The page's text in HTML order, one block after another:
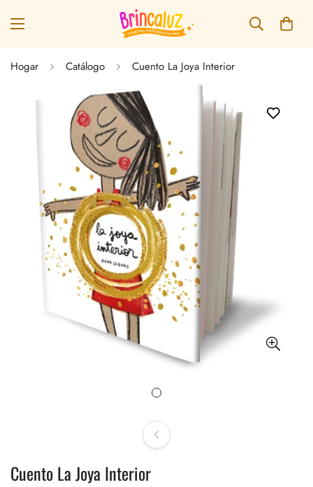
Hogar Catálogo Cuento La Joya Interior
Cuento La Joya Interior